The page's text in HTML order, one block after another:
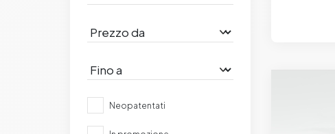
Neopatentati